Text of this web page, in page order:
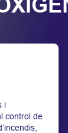
i
control de